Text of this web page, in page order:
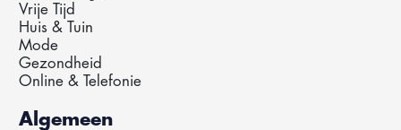
Vrije Tijd
Huis & Tuin
Mode
Gezondheid
Online & Telefonie
Algemeen